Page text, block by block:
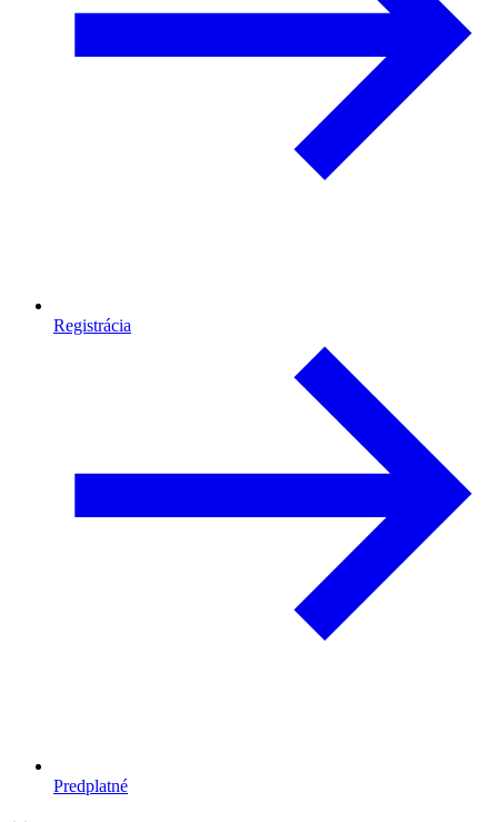
Registrácia
Predplatné